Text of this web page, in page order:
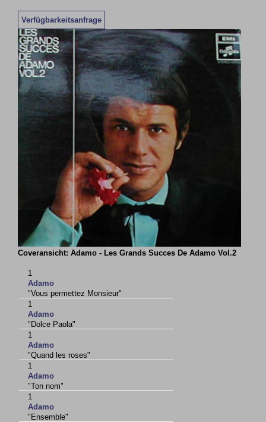
Verfügbarkeitsanfrage
Coveransicht: Adamo - Les Grands Succes De Adamo Vol.2
1
Adamo
"Vous permettez Monsieur"
1
Adamo
"Dolce Paola"
1
Adamo
"Quand les roses"
1
Adamo
"Ton nom"
1
Adamo
"Ensemble"